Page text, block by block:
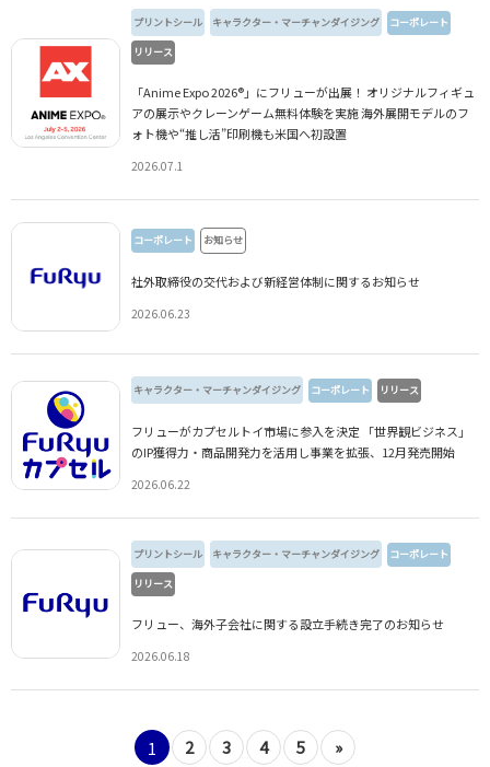
プリントシール キャラクター・マーチャンダイジング コーポレート
リリース
「Anime Expo 2026®」にフリューが出展！ オリジナルフィギュ
アの展示やクレーンゲーム無料体験を実施 海外展開モデルのフ
ォト機や“推し活”印刷機も米国へ初設置
2026.07.1
コーポレート お知らせ
社外取締役の交代および新経営体制に関するお知らせ
2026.06.23
キャラクター・マーチャンダイジング コーポレート リリース
フリューがカプセルトイ市場に参入を決定 「世界観ビジネス」
のIP獲得力・商品開発力を活用し事業を拡張、12月発売開始
2026.06.22
プリントシール キャラクター・マーチャンダイジング コーポレート
リリース
フリュー、海外子会社に関する設立手続き完了のお知らせ
2026.06.18
1 2 3 4 5 »